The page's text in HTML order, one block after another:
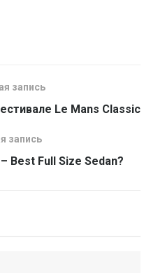
запись
Le Mans Classic
запись
Best Full Size Sedan?